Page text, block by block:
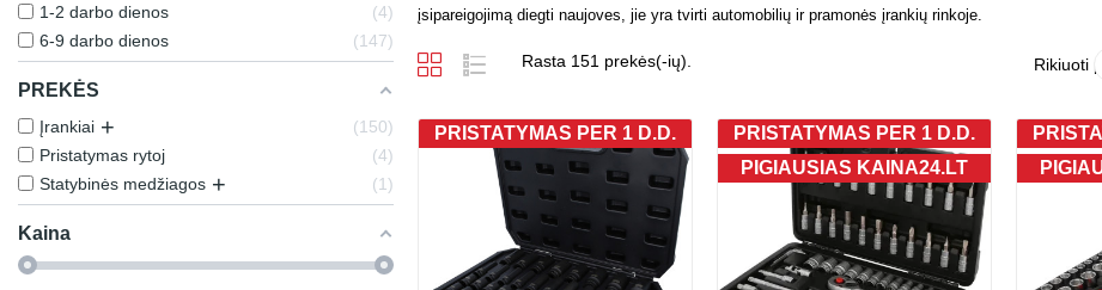
1-2 darbo dienos
4
6-9 darbo dienos
147
PREKĖS
Įrankiai +
150
Pristatymas rytoj
4
Statybinės medžiagos + 1
Kaina
įsipareigojimą diegti naujoves, jie yra tvirti automobilių ir pramonės įrankių rinkoje.
Rasta 151 prekės(-ių). Rikiuoti
PRISTATYMAS PER 1 D.D.
PIGIAUSIAS KAINA24.LT
PRISTATYMAS PER 1 D.D.